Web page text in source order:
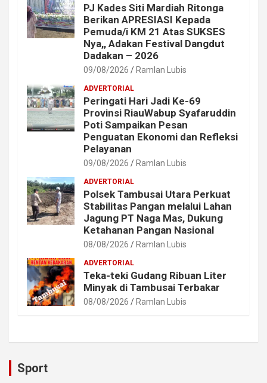
PJ Kades Siti Mardiah Ritonga
Berikan APRESIASI Kepada
Pemuda/i KM 21 Atas SUKSES
Nya,, Adakan Festival Dangdut
Dadakan – 2026
09/08/2026 Ramlan Lubis
ADVERTORIAL
Peringati Hari Jadi Ke-69
Provinsi RiauWabup Syafaruddin
Poti Sampaikan Pesan
Penguatan Ekonomi dan Refleksi
Pelayanan
09/08/2026 Ramlan Lubis
ADVERTORIAL
Polsek Tambusai Utara Perkuat
Stabilitas Pangan melalui Lahan
Jagung PT Naga Mas, Dukung
Ketahanan Pangan Nasional
08/08/2026 Ramlan Lubis
ADVERTORIAL
Teka-teki Gudang Ribuan Liter
Minyak di Tambusai Terbakar
08/08/2026 Ramlan Lubis
Sport